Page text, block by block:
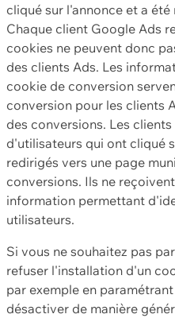
cliqué sur l'annonce et a
Chaque client Google Ads
cookies ne peuvent donc
des clients Ads. Les
cookie de conversion
conversion pour les clients
des conversions. Les
d'utilisateurs qui ont cliqué
redirigés vers une page
conversions. Ils ne
information permettant
utilisateurs.
Si vous ne souhaitez pas
refuser l'installation d'un
par exemple en
désactiver de manière